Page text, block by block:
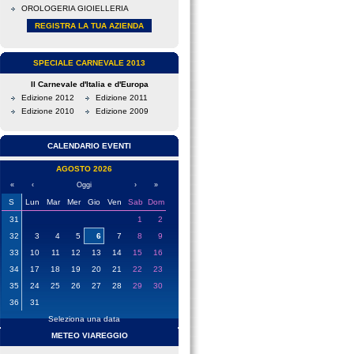
OROLOGERIA GIOIELLERIA
REGISTRA LA TUA AZIENDA
SPECIALE CARNEVALE 2013
Il Carnevale d'Italia e d'Europa
Edizione 2012
Edizione 2011
Edizione 2010
Edizione 2009
CALENDARIO EVENTI
AGOSTO 2026
« ‹ Oggi › »
S Lun Mar Mer Gio Ven Sab Dom
31
1
2
32
3 4 5 6 7 8
9
33
10 11 12 13 14 15
16
34
17 18 19 20 21 22
23
35
24 25 26 27 28 29
30
36
31
Seleziona una data
METEO VIAREGGIO